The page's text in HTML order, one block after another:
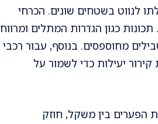
לנווט בשטחים שונים. הכרחי
כגון הגדרות המתלים ומרווח
מחוספסים. בנוסף, עבור רכבי
יעילות כדי לשמור על
הפערים בין משקל, חוזק